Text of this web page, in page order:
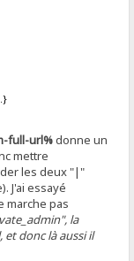
full-url%donne un
mettre
les deux "|"
J'ai essayé
marche pas
la
et donc là aussi il